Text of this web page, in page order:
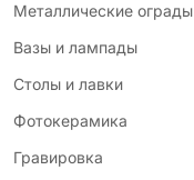
Металлические ограды
Вазы и лампады
Столы и лавки
Фотокерамика
Гравировка